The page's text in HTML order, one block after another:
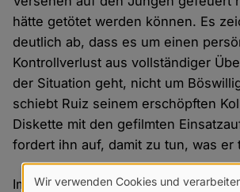
hätte getötet werden können. Es
deutlich ab, dass es um einen
Kontrollverlust aus vollständiger
der Situation geht, nicht um
schiebt Ruiz seinem erschöpften
Diskette mit den gefilmten
fordert ihn auf, damit zu tun, was er
Im Lauf der Geschichte zeigen die
Wir verwenden Cookies und